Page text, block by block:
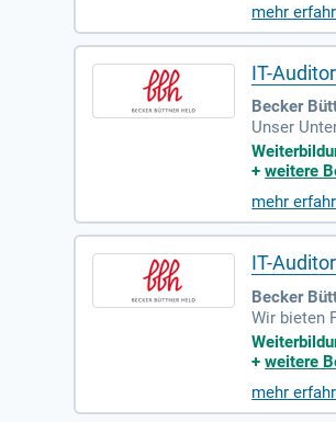
ung in
alen
mehr
IT-
Becker
Unser
t einem
Steuer-
sungen für
+weitere
mehr
IT-
Becker
Wir bieten
d 1.000
D) in
+weitere
mehr